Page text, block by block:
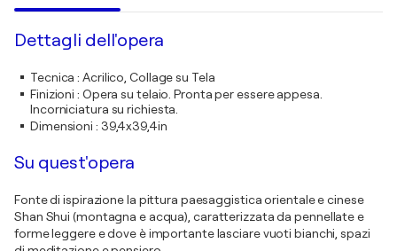
Dettagli dell'opera
Tecnica :Acrilico, Collage su Tela
Finizioni : Opera su telaio. Pronta per essere appesa.
Incorniciatura su richiesta.
Dimensioni : 39,4x39,4in
Su quest'opera
Fonte di ispirazione la pittura paesaggistica orientale e cinese
Shan Shui (montagna e acqua), caratterizzata da pennellate e
forme leggere e dove è importante lasciare vuoti bianchi, spazi